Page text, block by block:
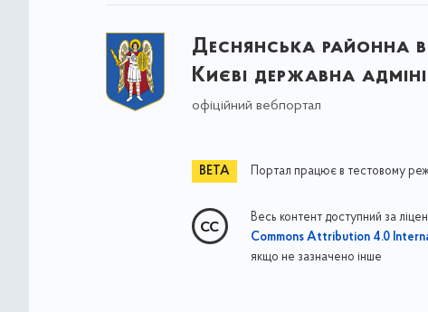
Деснянська районна в
Києві державна
офіційний вебпортал
Портал працює в тестовому
Весь контент доступний за
Commons Attribution 4.0
якщо не зазначено інше